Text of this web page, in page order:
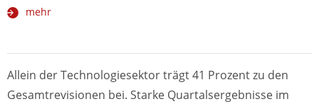
mehr
Allein der Technologiesektor trägt 41 Prozent zu den
Gesamtrevisionen bei. Starke Quartalsergebnisse im